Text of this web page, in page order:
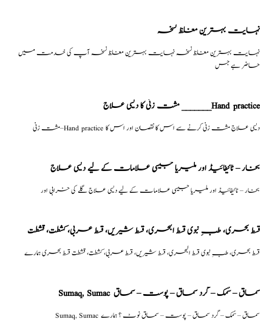
نہایت بہترین مغلظ نسخہ
نہایت بہترین مغلظ نسخہ نہایت بہترین مغلظ نسخہ آپ کی خدمت میں
حاضر ہے جس
مشت زنی کا دیسی علاج _______Hand practice
مشت زنی–Hand practice دیسی علاج مشت زنی کرنے سے اس کا نقصان اور اس کا
بخار – ٹائیفائیڈ اور ملیریا جیسی علامات کے لیے دیسی علاج
بخار – ٹائیفائیڈ اور ملیریا جیسی علامات کے لیے دیسی علاج گلے کی خرابی اور
قسط بحری، طبِ نبوی قسط البحری، قسط شیریں، قسط عربی، كشطت، قشطت
قسط بحری، طبِ نبوی قسط البحری، قسط شیریں، قسط عربی، كشطت، قشطت قسط بحری ہمارے
Sumaq, Sumac سماق – سُمک – گرد سماق – پوست – سماق
Sumaq, Sumac سماق – سُمک – گرد سماق – پوست – سماق نوٹ ؟ ہمارے